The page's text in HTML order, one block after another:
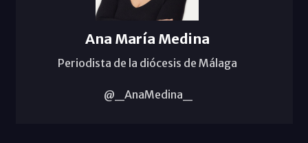
Ana María Medina
Periodista de la diócesis de Málaga
@_AnaMedina_